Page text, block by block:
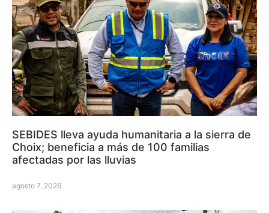
SEBIDES lleva ayuda humanitaria a la sierra de
Choix; beneficia a más de 100 familias
afectadas por las lluvias
agosto 7, 2026